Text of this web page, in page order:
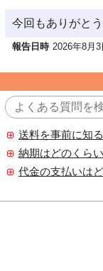
今回もありがと
報告日時 2026年8月
送料を事前に知
納期はどのくら